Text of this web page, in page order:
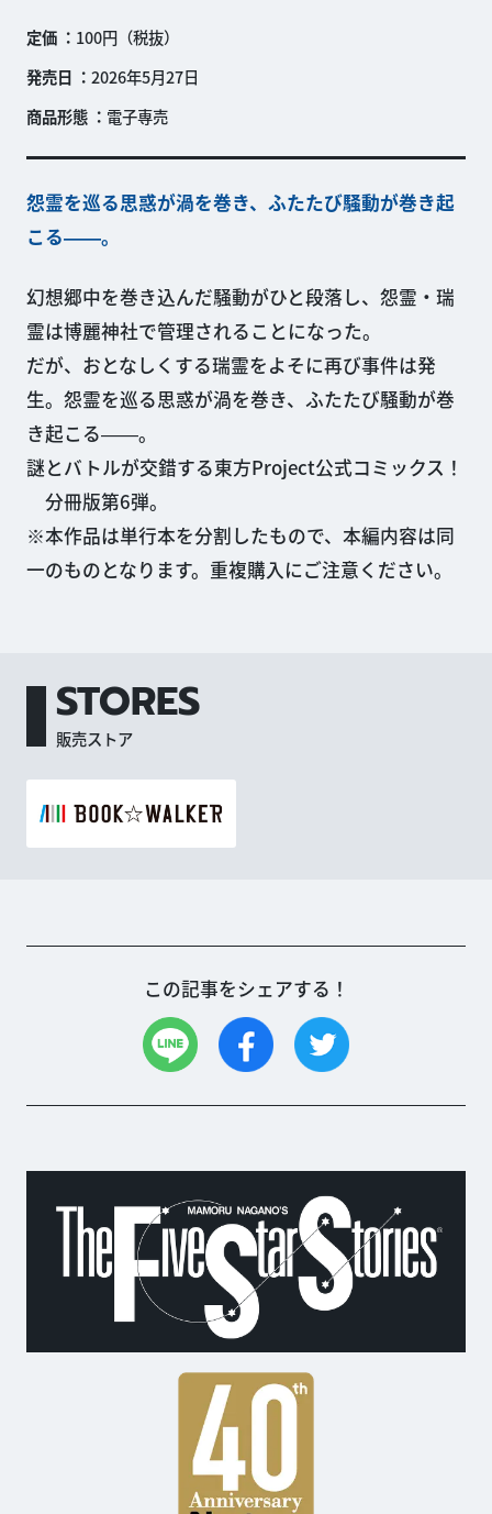
定価
100円（税抜）
発売日
2026年5月27日
商品形態
電子専売
怨霊を巡る思惑が渦を巻き、ふたたび騒動が巻き起
こる――。
幻想郷中を巻き込んだ騒動がひと段落し、怨霊・瑞
霊は博麗神社で管理されることになった。
だが、おとなしくする瑞霊をよそに再び事件は発
生。怨霊を巡る思惑が渦を巻き、ふたたび騒動が巻
き起こる――。
謎とバトルが交錯する東方Project公式コミックス！
分冊版第6弾。
※本作品は単行本を分割したもので、本編内容は同
一のものとなります。重複購入にご注意ください。
STORES
販売ストア
この記事をシェアする！